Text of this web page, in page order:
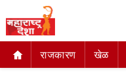
राजकारण खेळ